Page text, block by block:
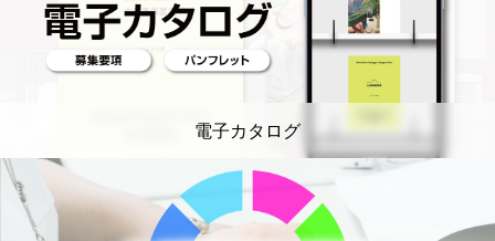
電子カタログ